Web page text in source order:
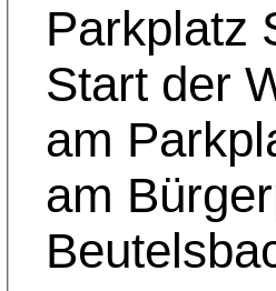
Parkplatz
Start der
am
am